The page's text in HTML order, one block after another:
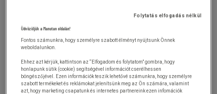
Folytatás elfogadás nélkül
Üdvözöljük a Manutan oldalán!
Fontos számunkra, hogy személyre szabott élményt nyújtsunk Önnek
weboldalunkon.
Ehhez azt kérjük, kattintson az “Elfogadom és folytatom” gombra, hogy
honlapunk sütik (cookie) segítségével információt cserélhessen
böngészőjével. Ezen információk teszik lehetővé számunkra, hogy személyre
szabott termékeket és reklámokat jelenítsünk meg az Ön számára, valamint
azt, hogy marketing csapatunk és internetes partnereink ezen infomációk